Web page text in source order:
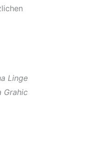
Linge
Grahic